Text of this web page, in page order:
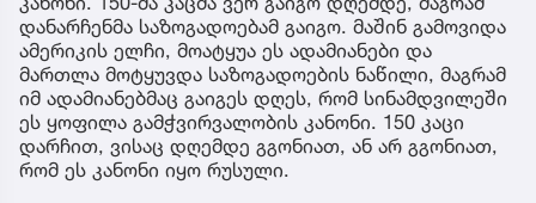
დანარჩენმა საზოგადოებამ გაიგო. მაშინ გამოვიდა
ამერიკის ელჩი, მოატყუა ეს ადამიანები და
მართლა მოტყუვდა საზოგადოების ნაწილი, მაგრამ
იმ ადამიანებმაც გაიგეს დღეს, რომ სინამდვილეში
ეს ყოფილა გამჭვირვალობის კანონი. 150 კაცი
დარჩით, ვისაც დღემდე გგონიათ, ან არ გგონიათ,
რომ ეს კანონი იყო რუსული.